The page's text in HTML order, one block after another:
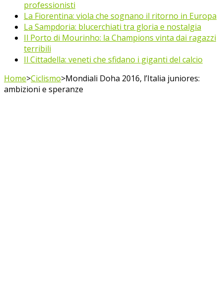
professionisti
La Fiorentina: viola che sognano il ritorno in Europa
La Sampdoria: blucerchiati tra gloria e nostalgia
Il Porto di Mourinho: la Champions vinta dai ragazzi
terribili
Il Cittadella: veneti che sfidano i giganti del calcio
Home>Ciclismo>Mondiali Doha 2016, l’Italia juniores:
ambizioni e speranze